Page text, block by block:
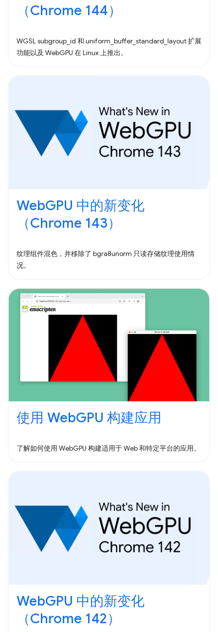
（Chrome 144）
WGSL subgroup_id 和 uniform_buffer_standard_layout 扩展
功能以及 WebGPU 在 Linux 上推出。
WebGPU 中的新变化
（Chrome 143）
纹理组件混色，并移除了 bgra8unorm 只读存储纹理使用情
况。
使用 WebGPU 构建应用
了解如何使用 WebGPU 构建适用于 Web 和特定平台的应用。
WebGPU 中的新变化
（Chrome 142）